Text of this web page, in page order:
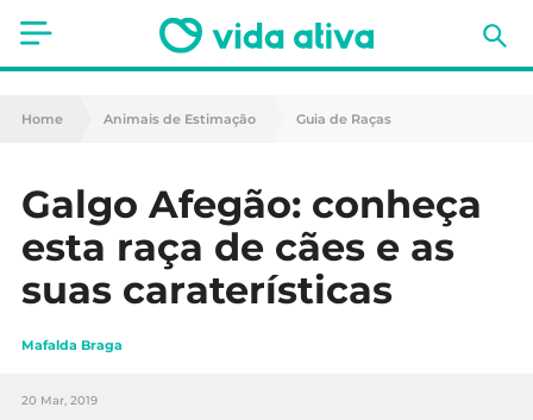
Saúde
Nutrição
Receitas
Fitness
Mães e Bebés
Home Animais de Estimação Guia de Raças
Galgo Afegão: conheça
esta raça de cães e as
suas caraterísticas
Mafalda Braga
20 Mar, 2019